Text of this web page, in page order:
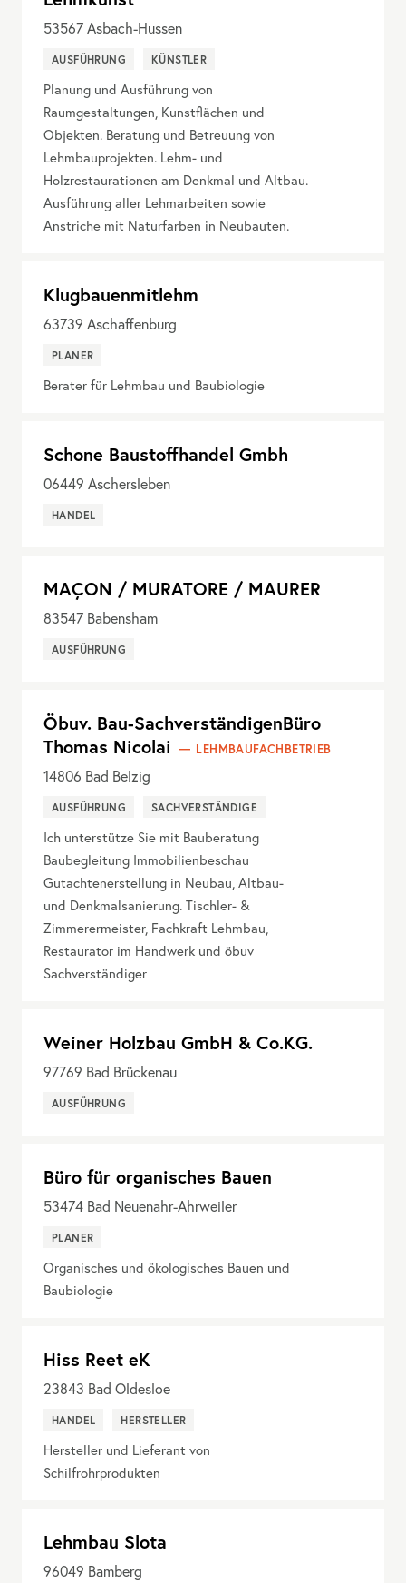
53567 Asbach-Hussen
AUSFÜHRUNG KÜNSTLER
Planung und Ausführung von
Raumgestaltungen, Kunstflächen und
Objekten. Beratung und Betreuung von
Lehmbauprojekten. Lehm- und
Holzrestaurationen am Denkmal und Altbau.
Ausführung aller Lehmarbeiten sowie
Anstriche mit Naturfarben in Neubauten.
Klugbauenmitlehm
63739 Aschaffenburg
PLANER
Berater für Lehmbau und Baubiologie
Schone Baustoffhandel Gmbh
06449 Aschersleben
HANDEL
MAÇON / MURATORE / MAURER
83547 Babensham
AUSFÜHRUNG
Öbuv. Bau-SachverständigenBüro
Thomas Nicolai
LEHMBAUFACHBETRIEB
14806 Bad Belzig
AUSFÜHRUNG SACHVERSTÄNDIGE
Ich unterstütze Sie mit Bauberatung
Baubegleitung Immobilienbeschau
Gutachtenerstellung in Neubau, Altbau-
und Denkmalsanierung. Tischler- &
Zimmerermeister, Fachkraft Lehmbau,
Restaurator im Handwerk und öbuv
Sachverständiger
Weiner Holzbau GmbH & Co.KG.
97769 Bad Brückenau
AUSFÜHRUNG
Büro für organisches Bauen
53474 Bad Neuenahr-Ahrweiler
PLANER
Organisches und ökologisches Bauen und
Baubiologie
Hiss Reet eK
23843 Bad Oldesloe
HANDEL HERSTELLER
Hersteller und Lieferant von
Schilfrohrprodukten
Lehmbau Slota
96049 Bamberg